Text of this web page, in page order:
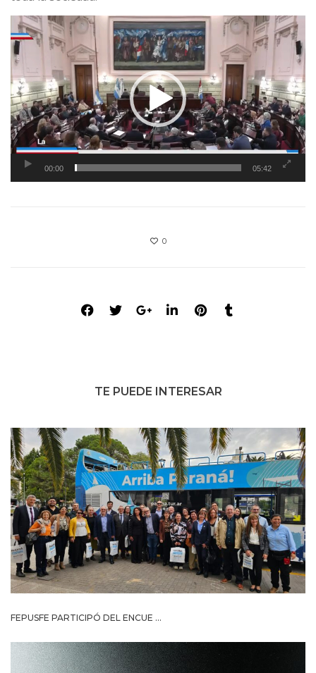
Reproductor
de
vídeo
00:00 05:42
0
TE PUEDE INTERESAR
FEPUSFE PARTICIPÓ DEL ENCUE ...